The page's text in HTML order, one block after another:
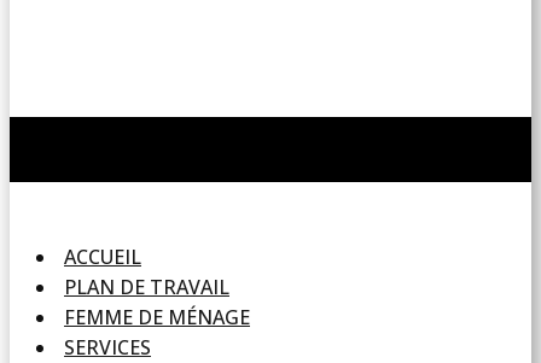
ACCUEIL
PLAN DE TRAVAIL
FEMME DE MÉNAGE
SERVICES